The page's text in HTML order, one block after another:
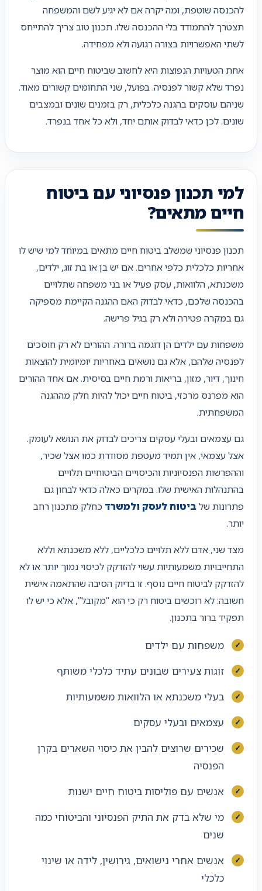
להכנסה שוטפת, ומה יקרה אם לא יגיע לשם והמשפחה
תצטרך להתמודד בלי ההכנסה שלו. תכנון טוב צריך להתייחס
לשתי האפשרויות בצורה רגועה ולא מפחידה.
אחת הטעויות הנפוצות היא לחשוב שביטוח חיים הוא מוצר
נפרד שלא קשור לפנסיה. בפועל, שני התחומים קשורים מאוד.
שניהם עוסקים בהגנה כלכלית, רק בזמנים שונים ובמצבים
שונים. לכן כדאי לבדוק אותם יחד, ולא כל אחד בנפרד.
למי תכנון פנסיוני עם ביטוח
חיים מתאים?
תכנון פנסיוני שמשלב ביטוח חיים מתאים במיוחד למי שיש לו
אחריות כלכלית כלפי אחרים. אם יש בן או בת זוג, ילדים,
משכנתא, הלוואות, עסק פעיל או בני משפחה שתלויים
בהכנסה שלכם, כדאי לבדוק האם ההגנה הקיימת מספיקה
גם במקרה פטירה ולא רק בגיל פרישה.
משפחות עם ילדים הן דוגמה ברורה. ההורים לא רק חוסכים
לפנסיה שלהם, אלא גם נושאים באחריות יומיומית להוצאות
חינוך, דיור, מזון, בריאות ורמת חיים בסיסית. אם אחד ההורים
הוא מפרנס מרכזי, ביטוח חיים יכול להיות חלק מההגנה
המשפחתית.
גם עצמאים ובעלי עסקים צריכים לבדוק את הנושא לעומק.
אצל עצמאי, אין תמיד מעטפת מסודרת כמו אצל שכיר,
וההפרשות הפנסיוניות והכיסויים הביטוחיים תלויים
בהתנהלות האישית שלו. במקרים כאלה כדאי לבחון גם
פתרונות שלביטוח לעסק ולמשרד כחלק מתכנון רחב
יותר.
מצד שני, אדם ללא תלויים כלכליים, ללא משכנתא וללא
התחייבויות משמעותיות עשוי להזדקק לכיסוי נמוך יותר או לא
להזדקק לביטוח חיים נוסף. זו בדיוק הסיבה שהתאמה אישית
חשובה: לא רוכשים ביטוח רק כי הוא “מקובל”, אלא כי יש לו
תפקיד ברור בתכנון.
משפחות עם ילדים
זוגות צעירים שבונים עתיד כלכלי משותף
בעלי משכנתא או הלוואות משמעותיות
עצמאים ובעלי עסקים
שכירים שרוצים להבין את כיסוי השארים בקרן
הפנסיה
אנשים עם פוליסות ביטוח חיים ישנות
מי שלא בדק את התיק הפנסיוני והביטוחי כמה
שנים
אנשים אחרי נישואים, גירושין, לידה או שינוי
כלכלי